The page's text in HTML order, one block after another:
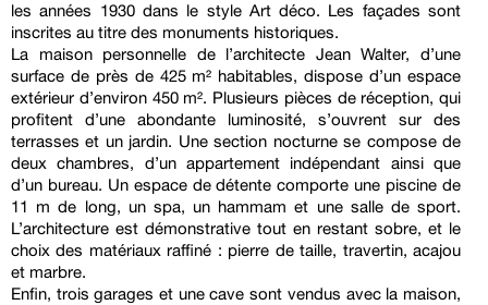
les années 1930 dans le style Art déco. Les façades sont
inscrites au titre des monuments historiques.
La maison personnelle de l’architecte Jean Walter, d’une
surface de près de 425 m² habitables, dispose d’un espace
extérieur d’environ 450 m². Plusieurs pièces de réception, qui
profitent d’une abondante luminosité, s’ouvrent sur des
terrasses et un jardin. Une section nocturne se compose de
deux chambres, d’un appartement indépendant ainsi que
d’un bureau. Un espace de détente comporte une piscine de
11 m de long, un spa, un hammam et une salle de sport.
L’architecture est démonstrative tout en restant sobre, et le
choix des matériaux raffiné : pierre de taille, travertin, acajou
et marbre.
Enfin, trois garages et une cave sont vendus avec la maison,